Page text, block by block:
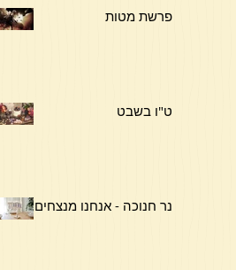
פרשת מטות
ט"ו בשבט
נר חנוכה - אנחנו מנצחים !